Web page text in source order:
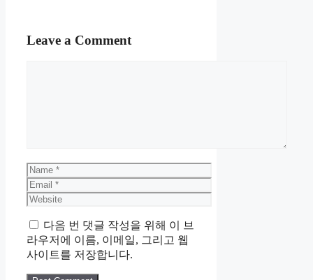
Leave a Comment
Name
Email
Website
다음 번 댓글 작성을 위해 이 브
라우저에 이름, 이메일, 그리고 웹
사이트를 저장합니다.